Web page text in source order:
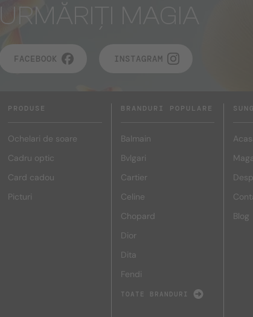
URMĂRIȚI MAGIA
FACEBOOK INSTAGRAM
PRODUSE
Ochelari de soare
Cadru optic
Card cadou
Picturi
BRANDURI POPULARE
Balmain
Bvlgari
Cartier
Celine
Chopard
Dior
Dita
Fendi
TOATE BRANDURI
Blog